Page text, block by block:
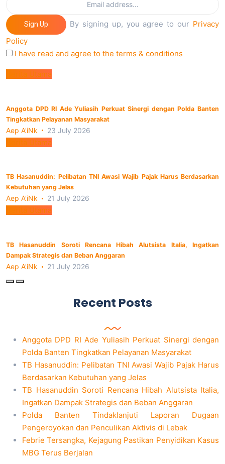
Sign Up By signing up, you agree to our Privacy
Policy
I have read and agree to the terms & conditions
Berita Utama
Anggota DPD RI Ade Yuliasih Perkuat Sinergi dengan Polda Banten
Tingkatkan Pelayanan Masyarakat
Aep A'iNk 23 July 2026
Berita Utama
TB Hasanuddin: Pelibatan TNI Awasi Wajib Pajak Harus Berdasarkan
Kebutuhan yang Jelas
Aep A'iNk 21 July 2026
Berita Utama
TB Hasanuddin Soroti Rencana Hibah Alutsista Italia, Ingatkan
Dampak Strategis dan Beban Anggaran
Aep A'iNk 21 July 2026
Recent Posts
Anggota DPD RI Ade Yuliasih Perkuat Sinergi dengan
Polda Banten Tingkatkan Pelayanan Masyarakat
TB Hasanuddin: Pelibatan TNI Awasi Wajib Pajak Harus
Berdasarkan Kebutuhan yang Jelas
TB Hasanuddin Soroti Rencana Hibah Alutsista Italia,
Ingatkan Dampak Strategis dan Beban Anggaran
Polda Banten Tindaklanjuti Laporan Dugaan
Pengeroyokan dan Penculikan Aktivis di Lebak
Febrie Tersangka, Kejagung Pastikan Penyidikan Kasus
MBG Terus Berjalan